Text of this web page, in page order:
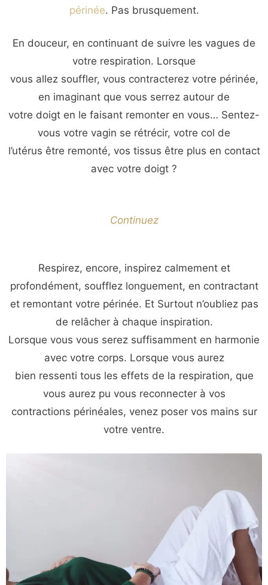
périnée. Pas brusquement.
En douceur, en continuant de suivre les vagues de
votre respiration. Lorsque
vous allez souffler, vous contracterez votre périnée,
en imaginant que vous serrez autour de
votre doigt en le faisant remonter en vous… Sentez-
vous votre vagin se rétrécir, votre col de
l’utérus être remonté, vos tissus être plus en contact
avec votre doigt ?
Continuez
Respirez, encore, inspirez calmement et
profondément, soufflez longuement, en contractant
et remontant votre périnée. Et Surtout n’oubliez pas
de relâcher à chaque inspiration.
Lorsque vous vous serez suffisamment en harmonie
avec votre corps. Lorsque vous aurez
bien ressenti tous les effets de la respiration, que
vous aurez pu vous reconnecter à vos
contractions périnéales, venez poser vos mains sur
votre ventre.